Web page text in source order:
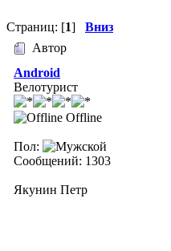
Страниц: [1] Вниз
Автор
Android
Велотурист
Offline
Пол:
Сообщений: 1303
Якунин Петр